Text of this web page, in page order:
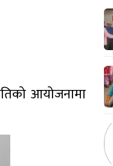
आयोजनामा